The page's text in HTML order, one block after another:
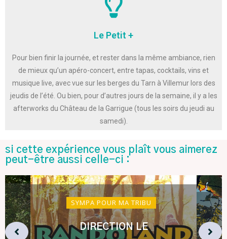
Le Petit +
Pour bien finir la journée, et rester dans la même ambiance, rien
de mieux qu’un apéro-concert, entre tapas, cocktails, vins et
musique live, avec vue sur les berges du Tarn à Villemur lors des
jeudis de l’été. Ou bien, pour d’autres jours de la semaine, il y a les
afterworks du Château de la Garrigue (tous les soirs du jeudi au
samedi).
si cette expérience vous plaît vous aimerez
peut-être aussi celle-ci :
SYMPA POUR MA TRIBU
DIRECTION LE